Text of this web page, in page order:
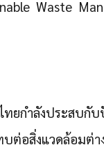
Waste
ยกำลังประสบกั
ทบต่อสิ่งแวดล้อ